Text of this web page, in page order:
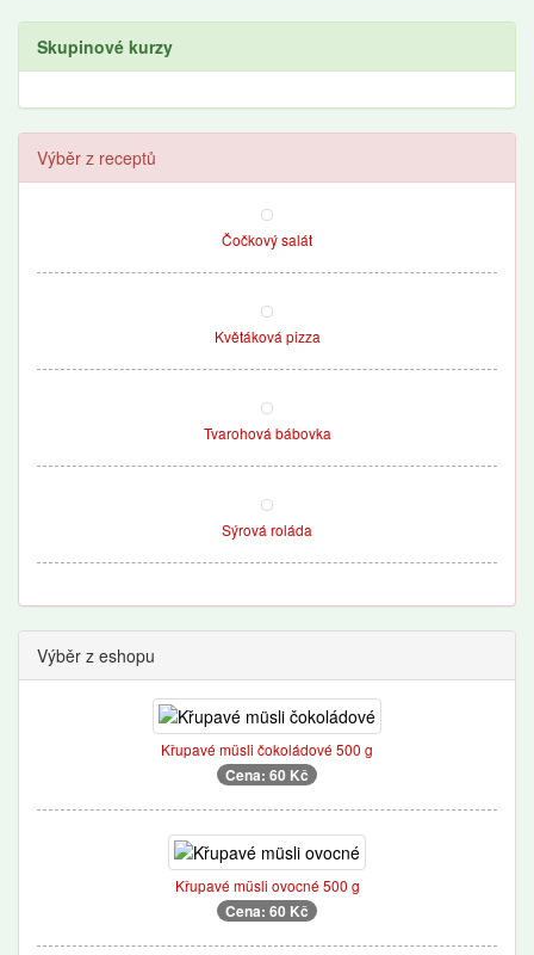
Skupinové kurzy
Výběr z receptů
Čočkový salát
Květáková pizza
Tvarohová bábovka
Sýrová roláda
Výběr z eshopu
Křupavé müsli čokoládové 500 g
Cena: 60 Kč
Křupavé müsli ovocné 500 g
Cena: 60 Kč